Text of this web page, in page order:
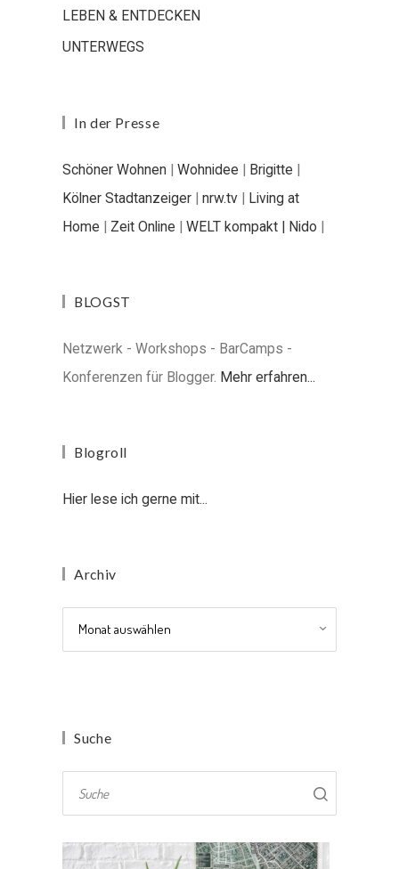
LEBEN & ENTDECKEN
UNTERWEGS
In der Presse
Schöner Wohnen | Wohnidee | Brigitte |
Kölner Stadtanzeiger | nrw.tv | Living at
Home | Zeit Online | WELT kompakt | Nido |
BLOGST
Netzwerk - Workshops - BarCamps -
Konferenzen für Blogger. Mehr erfahren...
Blogroll
Hier lese ich gerne mit...
Archiv
Suche